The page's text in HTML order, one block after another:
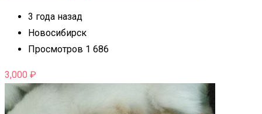
3 года назад
Новосибирск
Просмотров 1 686
3,000 ₽